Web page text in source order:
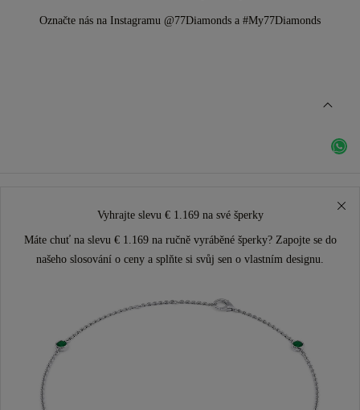
Označte nás na Instagramu @77Diamonds a #My77Diamonds
Vyhrajte slevu € 1.169 na své šperky
Máte chuť na slevu € 1.169 na ručně vyráběné šperky? Zapojte se do
našeho slosování o ceny a splňte si svůj sen o vlastním designu.